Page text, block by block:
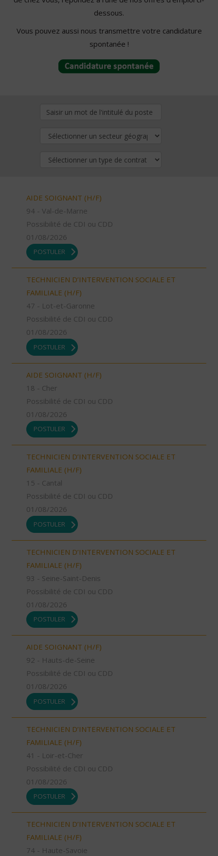
dessous.
Vous pouvez aussi nous transmettre votre candidature
spontanée !
AIDE SOIGNANT (H/F)
94 - Val-de-Marne
Possibilité de CDI ou CDD
01/08/2026
POSTULER
TECHNICIEN D’INTERVENTION SOCIALE ET
FAMILIALE (H/F)
47 - Lot-et-Garonne
Possibilité de CDI ou CDD
01/08/2026
POSTULER
AIDE SOIGNANT (H/F)
18 - Cher
Possibilité de CDI ou CDD
01/08/2026
POSTULER
TECHNICIEN D’INTERVENTION SOCIALE ET
FAMILIALE (H/F)
15 - Cantal
Possibilité de CDI ou CDD
01/08/2026
POSTULER
TECHNICIEN D’INTERVENTION SOCIALE ET
FAMILIALE (H/F)
93 - Seine-Saint-Denis
Possibilité de CDI ou CDD
01/08/2026
POSTULER
AIDE SOIGNANT (H/F)
92 - Hauts-de-Seine
Possibilité de CDI ou CDD
01/08/2026
POSTULER
TECHNICIEN D’INTERVENTION SOCIALE ET
FAMILIALE (H/F)
41 - Loir-et-Cher
Possibilité de CDI ou CDD
01/08/2026
POSTULER
TECHNICIEN D’INTERVENTION SOCIALE ET
FAMILIALE (H/F)
74 - Haute-Savoie